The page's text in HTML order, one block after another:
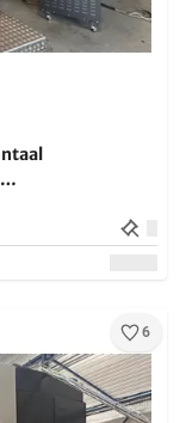
en
- 2014
6